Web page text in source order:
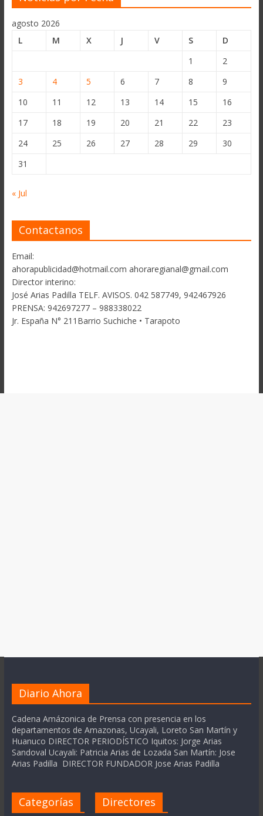
agosto 2026
L
M X J V S
D
1
2
3
4 5 6 7 8
9
10
11 12 13 14 15
16
17
18 19 20 21 22
23
24
25 26 27 28 29
30
31
« Jul
Contactanos
Email:
ahorapublicidad@hotmail.com ahoraregianal@gmail.com
Director interino:
José Arias Padilla TELF. AVISOS. 042 587749, 942467926
PRENSA: 942697277 – 988338022
Jr. España N° 211Barrio Suchiche • Tarapoto
Diario Ahora
Cadena Amázonica de Prensa con presencia en los
departamentos de Amazonas, Ucayali, Loreto San Martín y
Huanuco DIRECTOR PERIODÍSTICO Iquitos: Jorge Arias
Sandoval Ucayali: Patricia Arias de Lozada San Martín: Jose
Arias Padilla DIRECTOR FUNDADOR Jose Arias Padilla
Categorías Directores